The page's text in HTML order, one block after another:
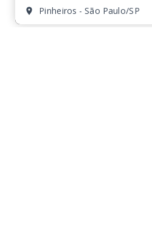
Pinheiros - São Paulo/SP